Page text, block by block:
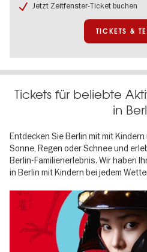
Jetzt Zeitfenster-Ticket buchen
TICKETS &
Tickets für beliebte
in
Entdecken Sie Berlin mit mit
Sonne, Regen oder Schnee und
Berlin-Familienerlebnis. Wir haben
in Berlin mit Kindern bei jedem